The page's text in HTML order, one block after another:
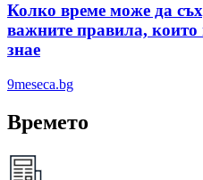
Колко време може да
важните правила, които
знае
9meseca.bg
Времето